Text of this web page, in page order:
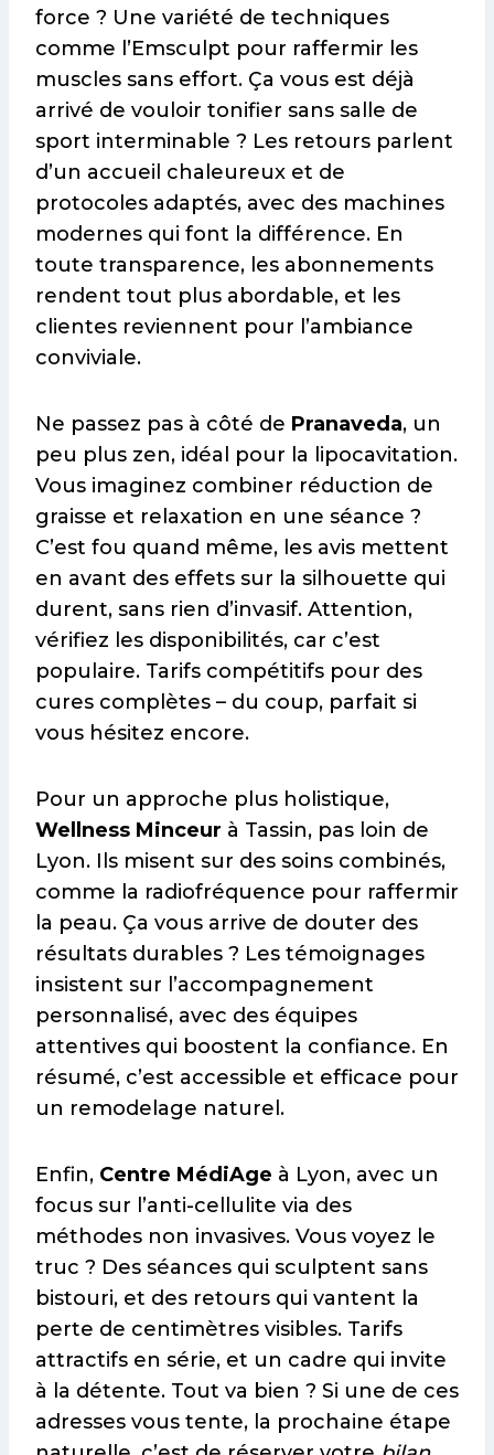
force ? Une variété de techniques
comme l’Emsculpt pour raffermir les
muscles sans effort. Ça vous est déjà
arrivé de vouloir tonifier sans salle de
sport interminable ? Les retours parlent
d’un accueil chaleureux et de
protocoles adaptés, avec des machines
modernes qui font la différence. En
toute transparence, les abonnements
rendent tout plus abordable, et les
clientes reviennent pour l’ambiance
conviviale.
Ne passez pas à côté de Pranaveda, un
peu plus zen, idéal pour la lipocavitation.
Vous imaginez combiner réduction de
graisse et relaxation en une séance ?
C’est fou quand même, les avis mettent
en avant des effets sur la silhouette qui
durent, sans rien d’invasif. Attention,
vérifiez les disponibilités, car c’est
populaire. Tarifs compétitifs pour des
cures complètes – du coup, parfait si
vous hésitez encore.
Pour un approche plus holistique,
Wellness Minceur à Tassin, pas loin de
Lyon. Ils misent sur des soins combinés,
comme la radiofréquence pour raffermir
la peau. Ça vous arrive de douter des
résultats durables ? Les témoignages
insistent sur l’accompagnement
personnalisé, avec des équipes
attentives qui boostent la confiance. En
résumé, c’est accessible et efficace pour
un remodelage naturel.
Enfin, Centre MédiAge à Lyon, avec un
focus sur l’anti-cellulite via des
méthodes non invasives. Vous voyez le
truc ? Des séances qui sculptent sans
bistouri, et des retours qui vantent la
perte de centimètres visibles. Tarifs
attractifs en série, et un cadre qui invite
à la détente. Tout va bien ? Si une de ces
adresses vous tente, la prochaine étape